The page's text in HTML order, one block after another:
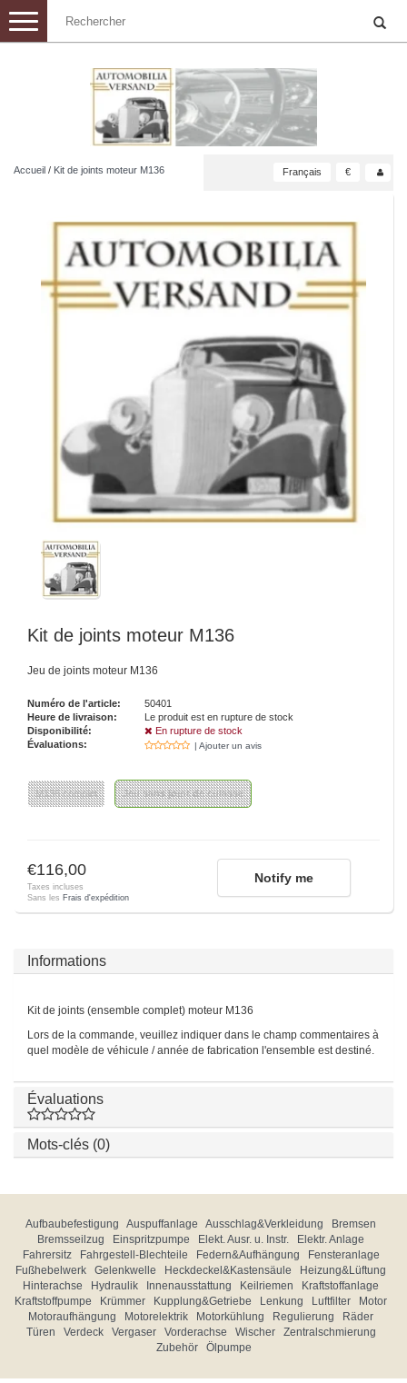
Toggle
navigation
Accueil / Kit de joints moteur M136 Français €
Kit de joints moteur M136
Jeu de joints moteur M136
Numéro de l'article:
50401
Heure de livraison:
Le produit est en rupture de stock
Disponibilité:
En rupture de stock
Évaluations:
| Ajouter un avis
M136 complet Jeu sans joint de culasse
€116,00
Taxes incluses
Sans les Frais d'expédition
Notify me
Informations
Kit de joints (ensemble complet) moteur M136
Lors de la commande, veuillez indiquer dans le champ commentaires à
quel modèle de véhicule / année de fabrication l'ensemble est destiné.
Évaluations
Mots-clés (0)
Aufbaubefestigung Auspuffanlage Ausschlag&Verkleidung
Bremsen
Bremsseilzug
Einspritzpumpe Elekt. Ausr. u. Instr.
Elektr. Anlage
Fahrersitz
Fahrgestell-Blechteile Federn&Aufhängung
Fensteranlage
Fußhebelwerk
Gelenkwelle Heckdeckel&Kastensäule
Heizung&Lüftung
Hinterachse
Hydraulik Innenausstattung Keilriemen
Kraftstoffanlage
Kraftstoffpumpe
Krümmer Kupplung&Getriebe Lenkung Luftfilter
Motor
Motoraufhängung
Motorelektrik Motorkühlung Regulierung
Räder
Türen
Verdeck Vergaser Vorderachse Wischer
Zentralschmierung
Zubehör
Ölpumpe